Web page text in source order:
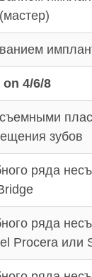
4/6/8
зубов
ряда
ряда
Procera или